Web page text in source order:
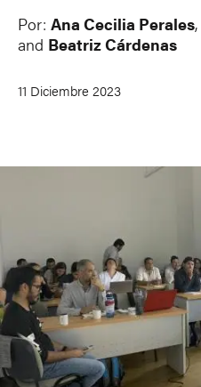
Por: Ana Cecilia Perales,
and Beatriz Cárdenas
11 Diciembre 2023